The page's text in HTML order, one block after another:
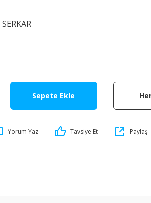
Sepete Ekle
Yorum Yaz Tavsiye Et Paylaş